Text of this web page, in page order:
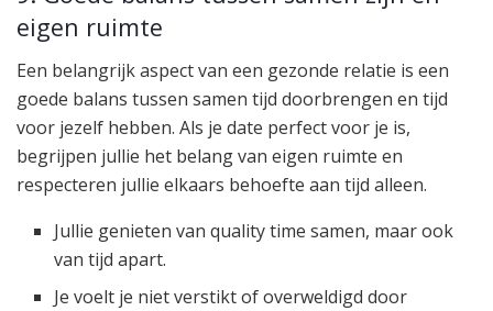
eigen ruimte
Een belangrijk aspect van een gezonde relatie is een
goede balans tussen samen tijd doorbrengen en tijd
voor jezelf hebben. Als je date perfect voor je is,
begrijpen jullie het belang van eigen ruimte en
respecteren jullie elkaars behoefte aan tijd alleen.
Jullie genieten van quality time samen, maar ook
van tijd apart.
Je voelt je niet verstikt of overweldigd door